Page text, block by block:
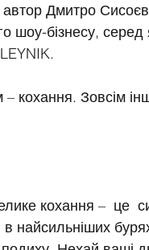
Дмитро
шоу-бізнесу,
кохання. Зовсім
кохання –  це
найсильніших